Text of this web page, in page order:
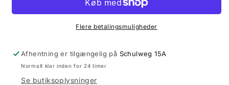
Happy
Ostergeschenk
Happy
Easter
Flere betalingsmuligheder
Afhentning er tilgængelig på Schulweg 15A
Normalt klar inden for 24 timer
Se butiksoplysninger